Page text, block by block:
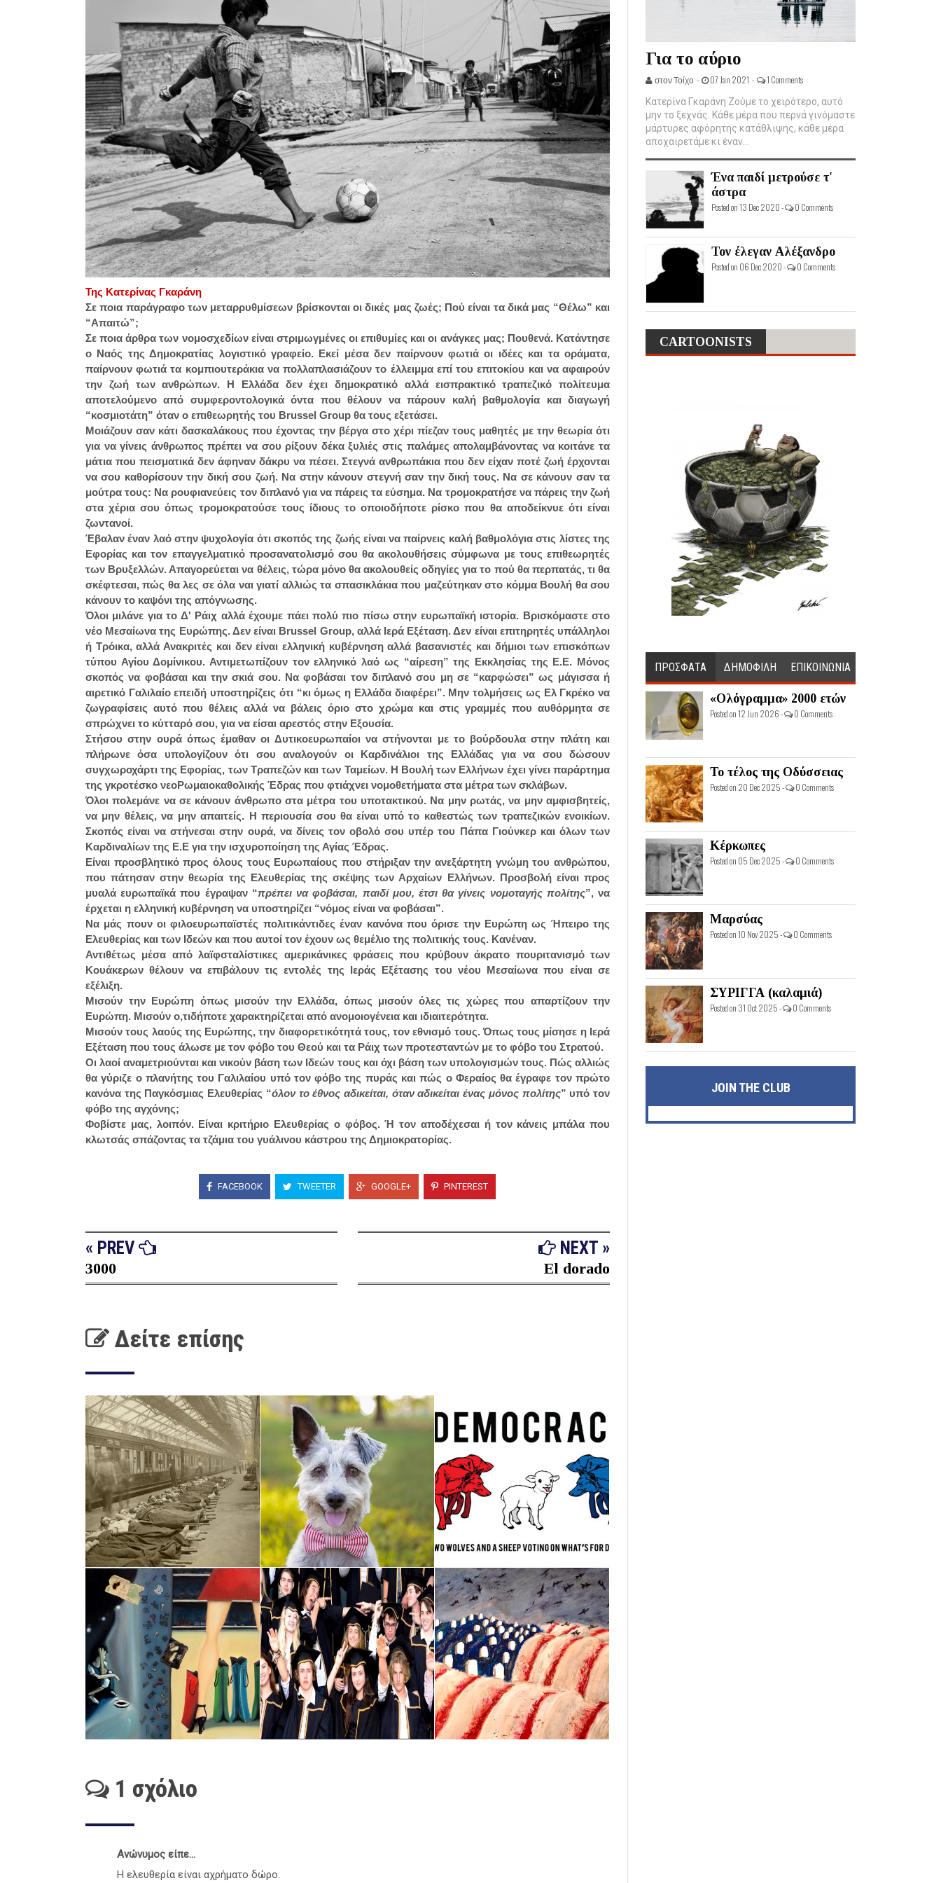
Της Κατερίνας Γκαράνη
Σε ποια παράγραφο των μεταρρυθμίσεων βρίσκονται οι δικές μας ζωές; Πού είναι τα δικά μας “Θέλω” και
“Απαιτώ”;
Σε ποια άρθρα των νομοσχεδίων είναι στριμωγμένες οι επιθυμίες και οι ανάγκες μας; Πουθενά. Κατάντησε
ο Ναός της Δημοκρατίας λογιστικό γραφείο. Εκεί μέσα δεν παίρνουν φωτιά οι ιδέες και τα οράματα,
παίρνουν φωτιά τα κομπιουτεράκια να πολλαπλασιάζουν το έλλειμμα επί του επιτοκίου και να αφαιρούν
την ζωή των ανθρώπων. Η Ελλάδα δεν έχει δημοκρατικό αλλά εισπρακτικό τραπεζικό πολίτευμα
αποτελούμενο από συμφεροντολογικά όντα που θέλουν να πάρουν καλή βαθμολογία και διαγωγή
“κοσμιοτάτη” όταν ο επιθεωρητής του Brussel Group θα τους εξετάσει.
Μοιάζουν σαν κάτι δασκαλάκους που έχοντας την βέργα στο χέρι πίεζαν τους μαθητές με την θεωρία ότι
για να γίνεις άνθρωπος πρέπει να σου ρίξουν δέκα ξυλιές στις παλάμες απολαμβάνοντας να κοιτάνε τα
μάτια που πεισματικά δεν άφηναν δάκρυ να πέσει. Στεγνά ανθρωπάκια που δεν είχαν ποτέ ζωή έρχονται
να σου καθορίσουν την δική σου ζωή. Να στην κάνουν στεγνή σαν την δική τους. Να σε κάνουν σαν τα
μούτρα τους: Να ρουφιανεύεις τον διπλανό για να πάρεις τα εύσημα. Να τρομοκρατήσε να πάρεις την ζωή
στα χέρια σου όπως τρομοκρατούσε τους ίδιους το οποιοδήποτε ρίσκο που θα αποδείκνυε ότι είναι
ζωντανοί.
Έβαλαν έναν λαό στην ψυχολογία ότι σκοπός της ζωής είναι να παίρνεις καλή βαθμολόγια στις λίστες της
Εφορίας και τον επαγγελματικό προσανατολισμό σου θα ακολουθήσεις σύμφωνα με τους επιθεωρητές
των Βρυξελλών. Απαγορεύεται να θέλεις, τώρα μόνο θα ακολουθείς οδηγίες για το πού θα περπατάς, τι θα
σκέφτεσαι, πώς θα λες σε όλα ναι γιατί αλλιώς τα σπασικλάκια που μαζεύτηκαν στο κόμμα Βουλή θα σου
κάνουν το καψόνι της απόγνωσης.
Όλοι μιλάνε για το Δ' Ράιχ αλλά έχουμε πάει πολύ πιο πίσω στην ευρωπαϊκή ιστορία. Βρισκόμαστε στο
νέο Μεσαίωνα της Ευρώπης. Δεν είναι Brussel Group, αλλά Ιερά Εξέταση. Δεν είναι επιτηρητές υπάλληλοι
ή Τρόικα, αλλά Ανακριτές και δεν είναι ελληνική κυβέρνηση αλλά βασανιστές και δήμιοι των επισκόπων
τύπου Αγίου Δομίνικου. Αντιμετωπίζουν τον ελληνικό λαό ως “αίρεση” της Εκκλησίας της Ε.Ε. Μόνος
σκοπός να φοβάσαι και την σκιά σου. Να φοβάσαι τον διπλανό σου μη σε “καρφώσει” ως μάγισσα ή
αιρετικό Γαλιλαίο επειδή υποστηρίζεις ότι “κι όμως η Ελλάδα διαφέρει”. Μην τολμήσεις ως Ελ Γκρέκο να
ζωγραφίσεις αυτό που θέλεις αλλά να βάλεις όριο στο χρώμα και στις γραμμές που αυθόρμητα σε
σπρώχνει το κύτταρό σου, για να είσαι αρεστός στην Εξουσία.
Στήσου στην ουρά όπως έμαθαν οι Δυτικοευρωπαίοι να στήνονται με το βούρδουλα στην πλάτη και
πλήρωνε όσα υπολογίζουν ότι σου αναλογούν οι Καρδινάλιοι της Ελλάδας για να σου δώσουν
συγχωροχάρτι της Εφορίας, των Τραπεζών και των Ταμείων. Η Βουλή των Ελλήνων έχει γίνει παράρτημα
της γκροτέσκο νεοΡωμαιοκαθολικής Έδρας που φτιάχνει νομοθετήματα στα μέτρα των σκλάβων.
Όλοι πολεμάνε να σε κάνουν άνθρωπο στα μέτρα του υποτακτικού. Να μην ρωτάς, να μην αμφισβητείς,
να μην θέλεις, να μην απαιτείς. Η περιουσία σου θα είναι υπό το καθεστώς των τραπεζικών ενοικίων.
Σκοπός είναι να στήνεσαι στην ουρά, να δίνεις τον οβολό σου υπέρ του Πάπα Γιούνκερ και όλων των
Καρδιναλίων της Ε.Ε για την ισχυροποίηση της Αγίας Έδρας.
Είναι προσβλητικό προς όλους τους Ευρωπαίους που στήριξαν την ανεξάρτητη γνώμη του ανθρώπου,
που πάτησαν στην θεωρία της Ελευθερίας της σκέψης των Αρχαίων Ελλήνων. Προσβολή είναι προς
μυαλά ευρωπαϊκά που έγραψαν “πρέπει να φοβάσαι, παιδί μου, έτσι θα γίνεις νομοταγής πολίτης”, να
έρχεται η ελληνική κυβέρνηση να υποστηρίζει “νόμος είναι να φοβάσαι”.
Να μάς πουν οι φιλοευρωπαϊστές πολιτικάντιδες έναν κανόνα που όρισε την Ευρώπη ως Ήπειρο της
Ελευθερίας και των Ιδεών και που αυτοί τον έχουν ως θεμέλιο της πολιτικής τους. Κανέναν.
Αντιθέτως μέσα από λαϊφσταλίστικες αμερικάνικες φράσεις που κρύβουν άκρατο πουριτανισμό των
Κουάκερων θέλουν να επιβάλουν τις εντολές της Ιεράς Εξέτασης του νέου Μεσαίωνα που είναι σε
εξέλιξη.
Μισούν την Ευρώπη όπως μισούν την Ελλάδα, όπως μισούν όλες τις χώρες που απαρτίζουν την
Ευρώπη. Μισούν ο,τιδήποτε χαρακτηρίζεται από ανομοιογένεια και ιδιαιτερότητα.
Μισούν τους λαούς της Ευρώπης, την διαφορετικότητά τους, τον εθνισμό τους. Όπως τους μίσησε η Ιερά
Εξέταση που τους άλωσε με τον φόβο του Θεού και τα Ράιχ των προτεσταντών με το φόβο του Στρατού.
Οι λαοί αναμετριούνται και νικούν βάση των Ιδεών τους και όχι βάση των υπολογισμών τους. Πώς αλλιώς
θα γύριζε ο πλανήτης του Γαλιλαίου υπό τον φόβο της πυράς και πώς ο Φεραίος θα έγραφε τον πρώτο
κανόνα της Παγκόσμιας Ελευθερίας “όλον το έθνος αδικείται, όταν αδικείται ένας μόνος πολίτης” υπό τον
φόβο της αγχόνης;
Φοβίστε μας, λοιπόν. Είναι κριτήριο Ελευθερίας ο φόβος. Ή τον αποδέχεσαι ή τον κάνεις μπάλα που
κλωτσάς σπάζοντας τα τζάμια του γυάλινου κάστρου της Δημιοκρατορίας.
FACEBOOK TWEETER GOOGLE+ PINTEREST
« PREV
3000
NEXT »
El dorado
Δείτε επίσης
1 σχόλιο
Ανώνυμος είπε...
Η ελευθερία είναι αχρήματο δώρο.
Για το αύριο
στον Τοίχο - 07 Jan 2021 - 1 Comments
Κατερίνα Γκαράνη Ζούμε το χειρότερο, αυτό
μην το ξεχνάς. Κάθε μέρα που περνά γινόμαστε
μάρτυρες αφόρητης κατάθλιψης, κάθε μέρα
αποχαιρετάμε κι έναν...
Ένα παιδί μετρούσε τ'
άστρα
Posted on 13 Dec 2020 - 0 Comments
Τον έλεγαν Αλέξανδρο
Posted on 06 Dec 2020 - 0 Comments
CARTOONISTS
ΠΡΟΣΦΑΤΑ ΔΗΜΟΦΙΛΗ ΕΠΙΚΟΙΝΩΝΙΑ
«Ολόγραμμα» 2000 ετών
Posted on 12 Jun 2026 - 0 Comments
Το τέλος της Οδύσσειας
Posted on 20 Dec 2025 - 0 Comments
Κέρκωπες
Posted on 05 Dec 2025 - 0 Comments
Μαρσύας
Posted on 10 Nov 2025 - 0 Comments
ΣΥΡΙΓΓΑ (καλαμιά)
Posted on 31 Oct 2025 - 0 Comments
JOIN THE CLUB